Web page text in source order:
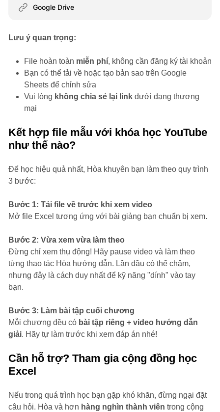
Google Drive
Lưu ý quan trọng:
File hoàn toàn miễn phí, không cần đăng ký tài khoản
Bạn có thể tải về hoặc tạo bản sao trên Google
Sheets để chỉnh sửa
Vui lòng không chia sẻ lại linkdưới dạng thương
mại
Kết hợp file mẫu với khóa học YouTube
như thế nào?
Để học hiệu quả nhất, Hòa khuyên bạn làm theo quy trình
3 bước:
Bước 1: Tải file về trước khi xem video
Mở file Excel tương ứng với bài giảng bạn chuẩn bị xem.
Bước 2: Vừa xem vừa làm theo
Đừng chỉ xem thụ động! Hãy pause video và làm theo
từng thao tác Hòa hướng dẫn. Lần đầu có thể chậm,
nhưng đây là cách duy nhất để kỹ năng "dính" vào tay
bạn.
Bước 3: Làm bài tập cuối chương
Mỗi chương đều có bài tập riêng + video hướng dẫn
giải. Hãy tự làm trước khi xem đáp án nhé!
Cần hỗ trợ? Tham gia cộng đồng học
Excel
Nếu trong quá trình học bạn gặp khó khăn, đừng ngại đặt
câu hỏi. Hòa và hơn hàng nghìn thành viên trong cộng